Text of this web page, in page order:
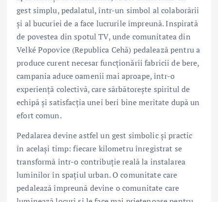
gest simplu, pedalatul, într-un simbol al colaborării
și al bucuriei de a face lucrurile împreună. Inspirată
de povestea din spotul TV, unde comunitatea din
Velké Popovice (Republica Cehă) pedalează pentru a
produce curent necesar funcționării fabricii de bere,
campania aduce oamenii mai aproape, într-o
experiență colectivă, care sărbătorește spiritul de
echipă și satisfacția unei beri bine meritate după un
efort comun.
Pedalarea devine astfel un gest simbolic și practic
în același timp: fiecare kilometru înregistrat se
transformă într-o contribuție reală la instalarea
luminilor în spațiul urban. O comunitate care
pedalează împreună devine o comunitate care